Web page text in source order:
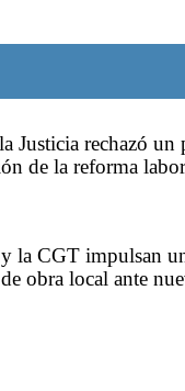
Justicia rechazó un
de la reforma
la CGT impulsan
obra local ante